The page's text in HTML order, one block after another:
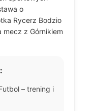
o
Rycerz Bodzio
mecz z Górnikiem
– trening i